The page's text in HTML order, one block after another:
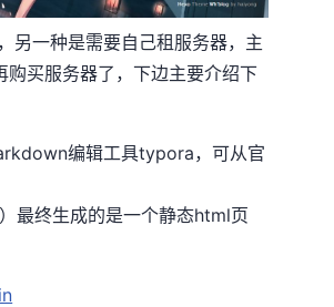
另一种是需要自己租服务器，主
买服务器了，下边主要介绍下
编辑工具typora，可从官
）最终生成的是一个静态html页